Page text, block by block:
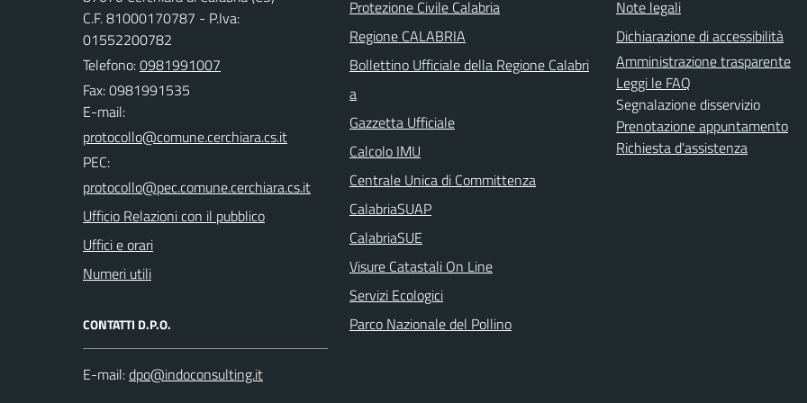
C.F. 81000170787 - P.Iva:
01552200782
Telefono:0981991007
Fax: 0981991535
E-mail:
PEC:
Ufficio Relazioni con il pubblico
Uffici e orari
Numeri utili
CONTATTI D.P.O.
E-mail:
Protezione Civile Calabria
Regione CALABRIA
Bollettino Ufficiale della Regione Calabri
a
Gazzetta Ufficiale
Calcolo IMU
Centrale Unica di Committenza
CalabriaSUAP
CalabriaSUE
Visure Catastali On Line
Servizi Ecologici
Parco Nazionale del Pollino
Note legali
Dichiarazione di accessibilità
Amministrazione trasparente
Leggi le FAQ
Segnalazione disservizio
Prenotazione appuntamento
Richiesta d'assistenza